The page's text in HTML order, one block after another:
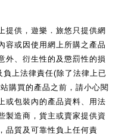
提供，遊樂．旅悠只提供網
容或因使用網上所購之產品
外、衍生性的及懲罰性的損
負上法律責任(除了法律上已
購買的產品之前，請小心閱
或包裝內的產品資料、用法
製造商，貨主或賣家提供資
品質及可靠性負上任何責